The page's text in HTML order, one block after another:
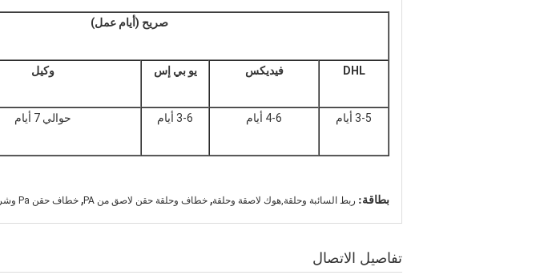
صريح (أيام عمل)
DHL فيديكس يو بي إس وكيل
3-5 أيام 4-6 أيام 3-6 أيام حوالي 7 أيام
بطاقة: ربط السائبة وحلقة,هوك لاصقة وحلقة, خطاف وحلقة حقن لاصق من PA , خطاف حقن Pa وشريط حلقة
تفاصيل الاتصال